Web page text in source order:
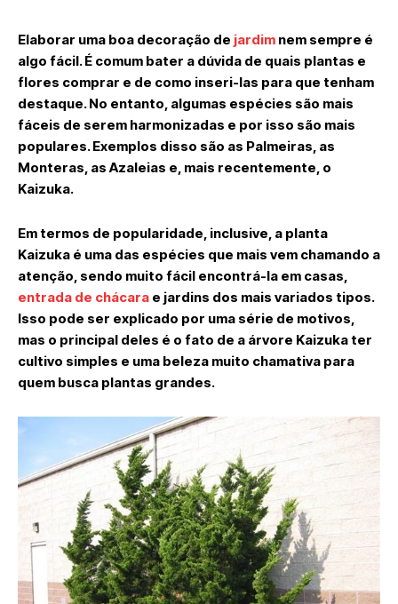
Elaborar uma boa decoração de jardim nem sempre é
algo fácil. É comum bater a dúvida de quais plantas e
flores comprar e de como inseri-las para que tenham
destaque. No entanto, algumas espécies são mais
fáceis de serem harmonizadas e por isso são mais
populares. Exemplos disso são as Palmeiras, as
Monteras, as Azaleias e, mais recentemente, o
Kaizuka.
Em termos de popularidade, inclusive, a planta
Kaizuka é uma das espécies que mais vem chamando a
atenção, sendo muito fácil encontrá-la em casas,
entrada de chácara e jardins dos mais variados tipos.
Isso pode ser explicado por uma série de motivos,
mas o principal deles é o fato de a árvore Kaizuka ter
cultivo simples e uma beleza muito chamativa para
quem busca plantas grandes.